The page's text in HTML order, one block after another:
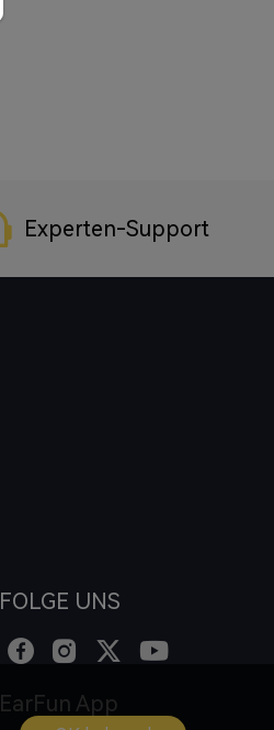
Experten-Support
FOLGE UNS
EarFun App